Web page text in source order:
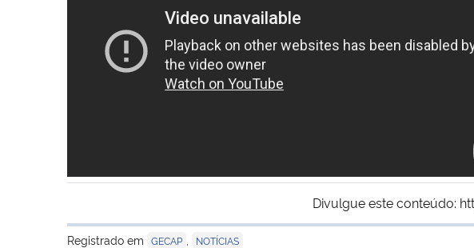
Divulgue este conteúdo:
Registrado em GECAP NOTÍCIAS